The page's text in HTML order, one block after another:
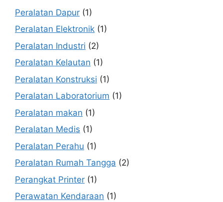
Peralatan Dapur (1)
Peralatan Elektronik (1)
Peralatan Industri (2)
Peralatan Kelautan (1)
Peralatan Konstruksi (1)
Peralatan Laboratorium (1)
Peralatan makan (1)
Peralatan Medis (1)
Peralatan Perahu (1)
Peralatan Rumah Tangga (2)
Perangkat Printer (1)
Perawatan Kendaraan (1)